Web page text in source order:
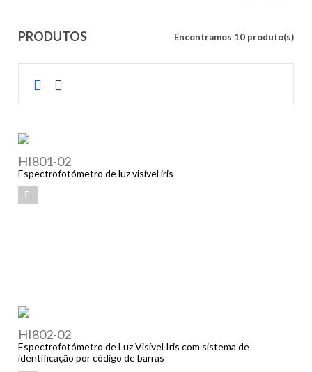
PRODUTOS Encontramos 10 produto(s)
HI801-02
Espectrofotómetro de luz visível iris
HI802-02
Espectrofotómetro de Luz Visível Iris com sistema de
identificação por código de barras